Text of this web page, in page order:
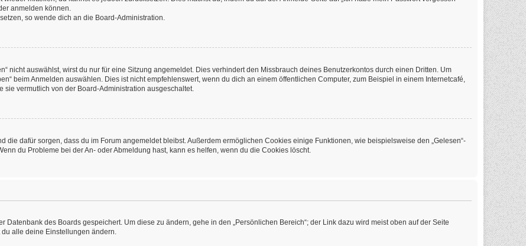
anmelden können.
so wende dich an die Board-Administration.
nicht auswählst, wirst du nur für eine Sitzung angemeldet. Dies verhindert den Missbrauch deines Benutzerkontos durch einen Dritten. Um
beim Anmelden auswählen. Dies ist nicht empfehlenswert, wenn du dich an einem öffentlichen Computer, zum Beispiel in einem Internetcafé,
sie vermutlich von der Board-Administration ausgeschaltet.
die dafür sorgen, dass du im Forum angemeldet bleibst. Außerdem ermöglichen Cookies einige Funktionen, wie beispielsweise den „Gelesen“-
du Probleme bei der An- oder Abmeldung hast, kann es helfen, wenn du die Cookies löscht.
des Boards gespeichert. Um diese zu ändern, gehe in den „Persönlichen Bereich“; der Link dazu wird meist oben auf der Seite
alle deine Einstellungen ändern.